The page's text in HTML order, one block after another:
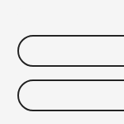
FREE
234viewsin